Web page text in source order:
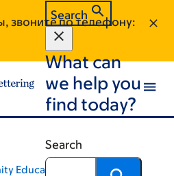
звоните по телефону:
Search
What can
we help you
find today?
Search
Education